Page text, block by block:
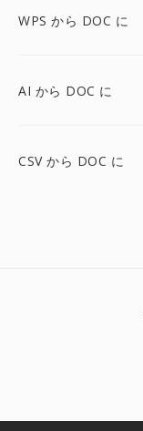
WPS から DOC に
AI から DOC に
CSV から DOC に